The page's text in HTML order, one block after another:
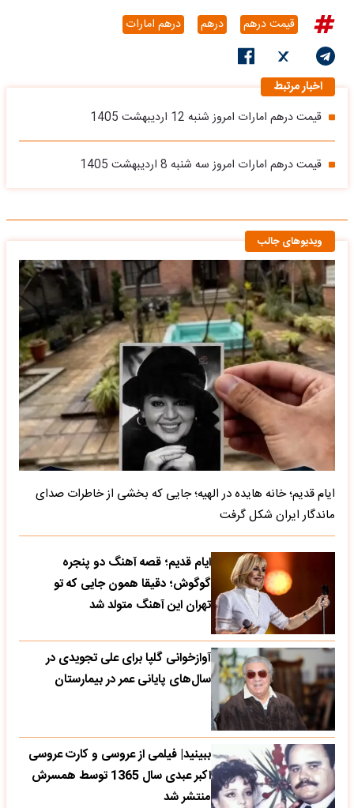
قیمت درهم درهم درهم امارات
اخبار مرتبط
قیمت درهم امارات امروز شنبه 12 اردیبهشت 1405
قیمت درهم امارات امروز سه شنبه 8 اردیبهشت 1405
ویدیوهای جالب
ایام قدیم؛ خانه هایده در الهیه؛ جایی که بخشی از خاطرات صدای
ماندگار ایران شکل گرفت
ایام قدیم؛ قصه آهنگ دو پنجره
گوگوش؛ دقیقا همون جایی که تو
تهران این آهنگ متولد شد
آوازخوانی گلپا برای علی تجویدی در
سال‌های پایانی عمر در بیمارستان
ببینید| فیلمی از عروسی و کارت عروسی
اکبر عبدی سال 1365 توسط همسرش
منتشر شد